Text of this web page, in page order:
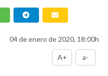
04 de enero de 2020, 18:00h
A+ a-